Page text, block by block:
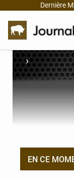
Dernière
›
EN CE